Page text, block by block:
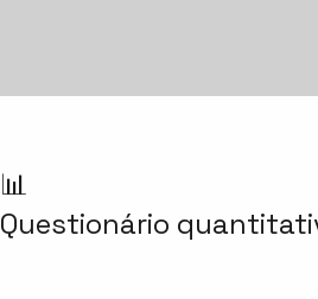
📊
Questionário